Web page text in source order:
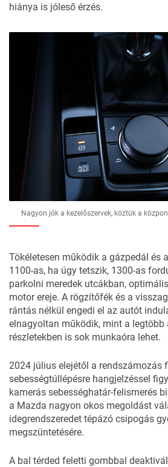
hiánya is jóleső érzés.
Nagyon jók a kezelőszervek, köztük a
Tökéletesen működik a gázpedál és
1100-as, ha úgy tetszik, 1300-as
parkolni meredek utcákban,
motor ereje. A rögzítőfék és a
rántás nélkül engedi el az autót
elnagyoltan működik, mint a legtöbb
részletekben is sok munkaóra lehet.
2024 július elejétől a rendszámozás
sebességtúllépésre hangjelzéssel
kamerás sebességhatár-felismerés
a Mazda nagyon okos megoldást
idegrendszeredet tépázó csipogás
megszüntetésére.
A bal térded feletti gombbal